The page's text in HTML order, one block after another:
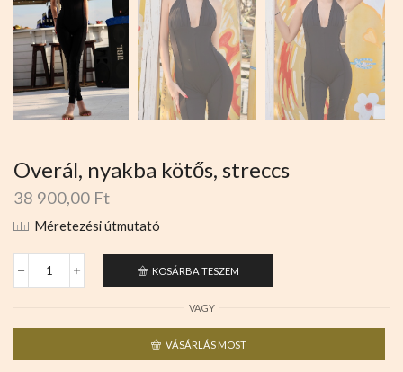
Overál, nyakba kötős, streccs
38 900,00 Ft
Méretezési útmutató
KOSÁRBA TESZEM
VAGY
VÁSÁRLÁS MOST